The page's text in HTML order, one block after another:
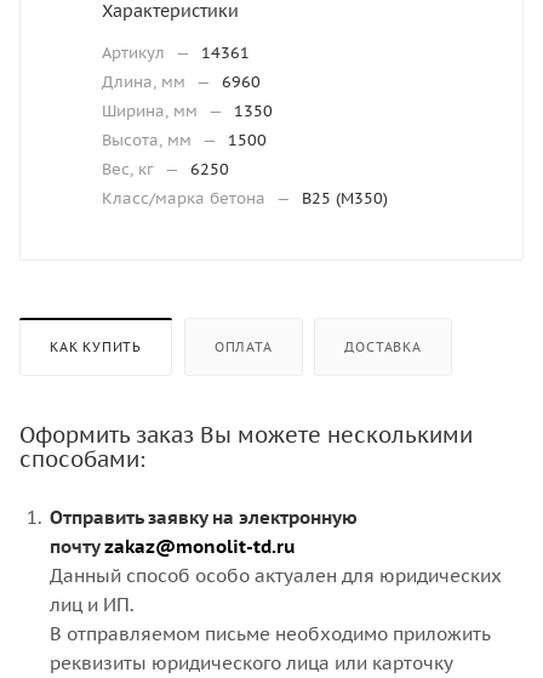
Характеристики
Артикул —
14361
Длина, мм
—
6960
Ширина, мм
—
1350
Высота, мм
—
1500
Вес, кг —
6250
Класс/марка бетона
— В25 (М350)
КАК КУПИТЬ ОПЛАТА ДОСТАВКА
Оформить заказ Вы можете несколькими
способами:
Отправить заявку на электронную
почтуzakaz@monolit-td.ru
Данный способ особо актуален для юридических
лиц и ИП.
В отправляемом письме необходимо приложить
реквизиты юридического лица или карточку